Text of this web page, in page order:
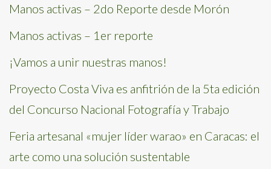
Manos activas – 2do Reporte desde Morón
Manos activas – 1er reporte
¡Vamos a unir nuestras manos!
Proyecto Costa Viva es anfitrión de la 5ta edición
del Concurso Nacional Fotografía y Trabajo
Feria artesanal «mujer líder warao» en Caracas: el
arte como una solución sustentable